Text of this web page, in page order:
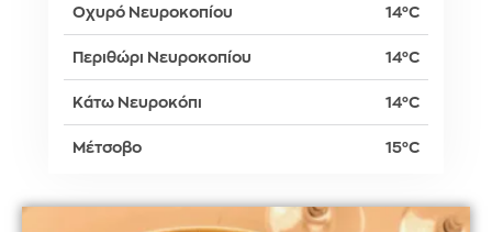
Οχυρό Νευροκοπίου 14°C
Περιθώρι Νευροκοπίου 14°C
Κάτω Νευροκόπι 14°C
Μέτσοβο 15°C